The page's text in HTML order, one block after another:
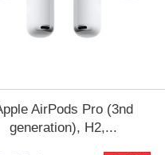
AirPods Pro (3nd
generation), H2,...